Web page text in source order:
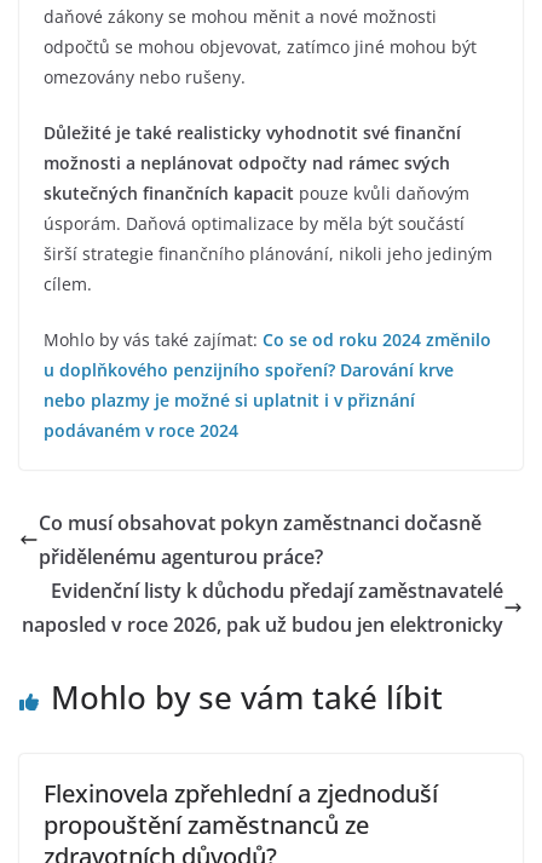
daňové zákony se mohou měnit a nové možnosti
odpočtů se mohou objevovat, zatímco jiné mohou být
omezovány nebo rušeny.
Důležité je také realisticky vyhodnotit své finanční
možnosti a neplánovat odpočty nad rámec svých
skutečných finančních kapacit pouze kvůli daňovým
úsporám. Daňová optimalizace by měla být součástí
širší strategie finančního plánování, nikoli jeho jediným
cílem.
Mohlo by vás také zajímat: Co se od roku 2024 změnilo
u doplňkového penzijního spoření? Darování krve
nebo plazmy je možné si uplatnit i v přiznání
podávaném v roce 2024
Co musí obsahovat pokyn zaměstnanci dočasně
přidělenému agenturou práce?
Evidenční listy k důchodu předají zaměstnavatelé
naposled v roce 2026, pak už budou jen elektronicky
Mohlo by se vám také líbit
Flexinovela zpřehlední a zjednoduší
propouštění zaměstnanců ze
zdravotních důvodů?